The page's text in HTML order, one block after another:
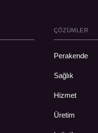
ÇÖZÜMLER
Perakende
Sağlık
Hizmet
Üretim